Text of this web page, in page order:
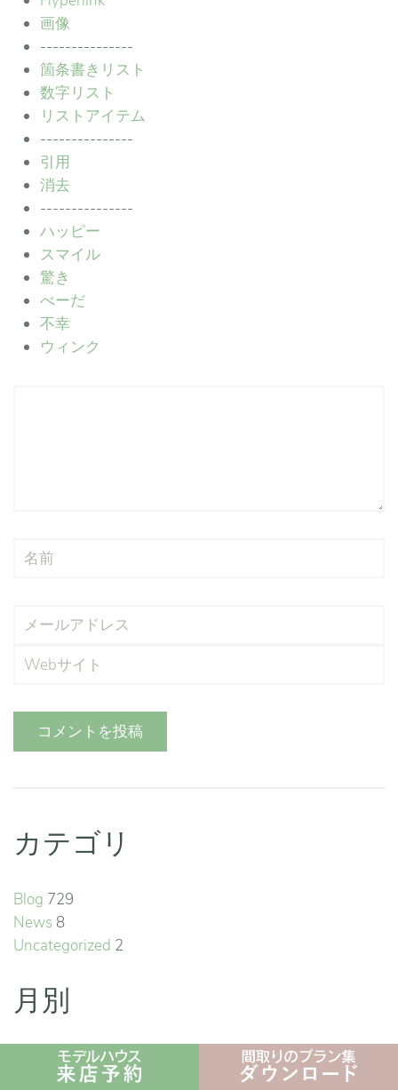
画像
---------------
箇条書きリスト
数字リスト
リストアイテム
---------------
引用
消去
---------------
ハッピー
スマイル
驚き
べーだ
不幸
ウィンク
コメントを投稿
カテゴリ
Blog 729
News 8
Uncategorized 2
月別
(9)